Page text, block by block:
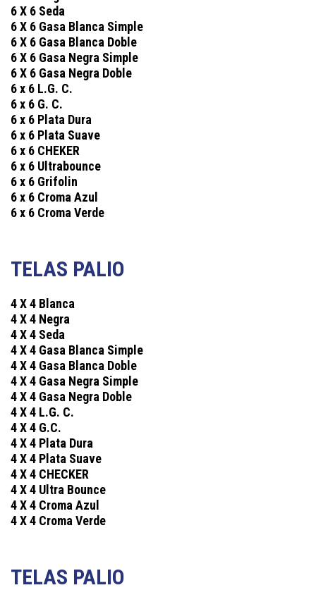
6 X 6 Seda
6 X 6 Gasa Blanca Simple
6 X 6 Gasa Blanca Doble
6 X 6 Gasa Negra Simple
6 X 6 Gasa Negra Doble
6 x 6 L.G. C.
6 x 6 G. C.
6 x 6 Plata Dura
6 x 6 Plata Suave
6 x 6 CHEKER
6 x 6 Ultrabounce
6 x 6 Grifolin
6 x 6 Croma Azul
6 x 6 Croma Verde
TELAS PALIO
4 X 4 Blanca
4 X 4 Negra
4 X 4 Seda
4 X 4 Gasa Blanca Simple
4 X 4 Gasa Blanca Doble
4 X 4 Gasa Negra Simple
4 X 4 Gasa Negra Doble
4 X 4 L.G. C.
4 X 4 G.C.
4 X 4 Plata Dura
4 X 4 Plata Suave
4 X 4 CHECKER
4 X 4 Ultra Bounce
4 X 4 Croma Azul
4 X 4 Croma Verde
TELAS PALIO